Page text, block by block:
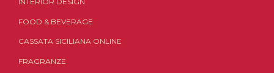
FOOD & BEVERAGE
CASSATA SICILIANA ONLINE
FRAGRANZE